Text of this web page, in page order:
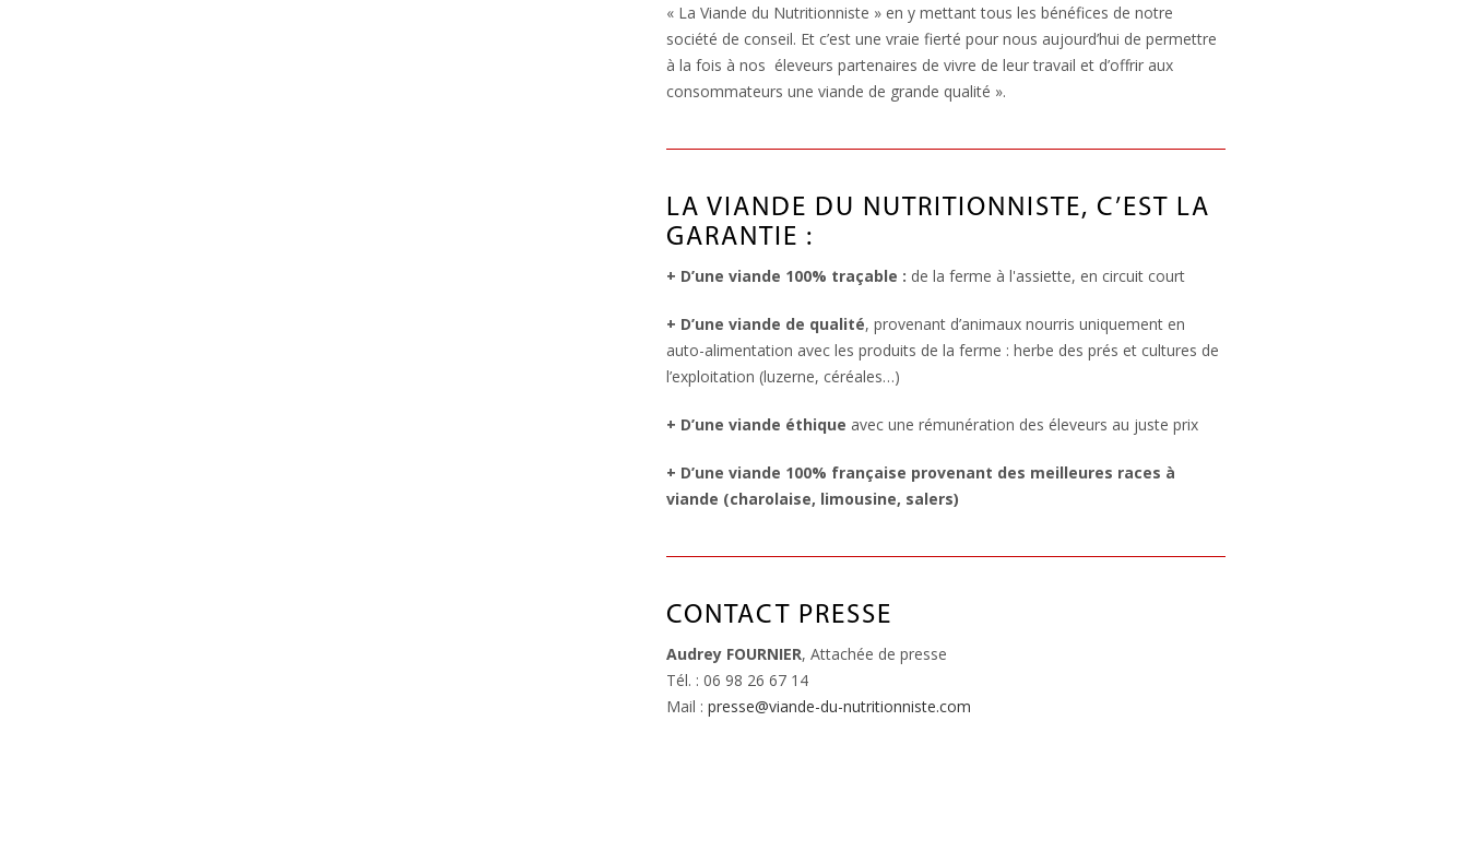
« La Viande du Nutritionniste » en y mettant tous les bénéfices de notre
société de conseil. Et c’est une vraie fierté pour nous aujourd’hui de permettre
à la fois à nos éleveurs partenaires de vivre de leur travail et d’offrir aux
consommateurs une viande de grande qualité ».
LA VIANDE DU NUTRITIONNISTE, C’EST LA
GARANTIE :
+ D’une viande 100% traçable : de la ferme à l'assiette, en circuit court
+ D’une viande de qualité, provenant d’animaux nourris uniquement en
auto-alimentation avec les produits de la ferme : herbe des prés et cultures de
l’exploitation (luzerne, céréales…)
+ D’une viande éthique avec une rémunération des éleveurs au juste prix
+ D’une viande 100% française provenant des meilleures races à
viande (charolaise, limousine, salers)
CONTACT PRESSE
Audrey FOURNIER, Attachée de presse
Tél. : 06 98 26 67 14
Mail : presse@viande-du-nutritionniste.com